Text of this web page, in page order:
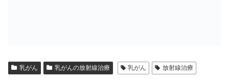
乳がん 乳がんの放射線治療 乳がん 放射線治療